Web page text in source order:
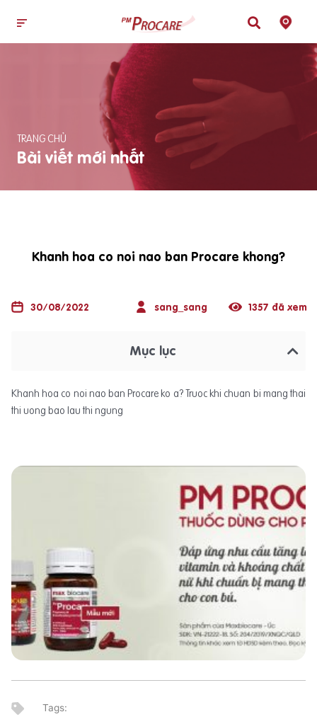
TRANG CHỦ
Bài viết mới nhất
Khanh hoa co noi nao ban Procare khong?
30/08/2022 sang_sang 1357 đã xem
Mục lục
Khanh hoa co noi nao ban Procare ko a? Truoc khi chuan bi mang thai
thi uong bao lau thi ngung